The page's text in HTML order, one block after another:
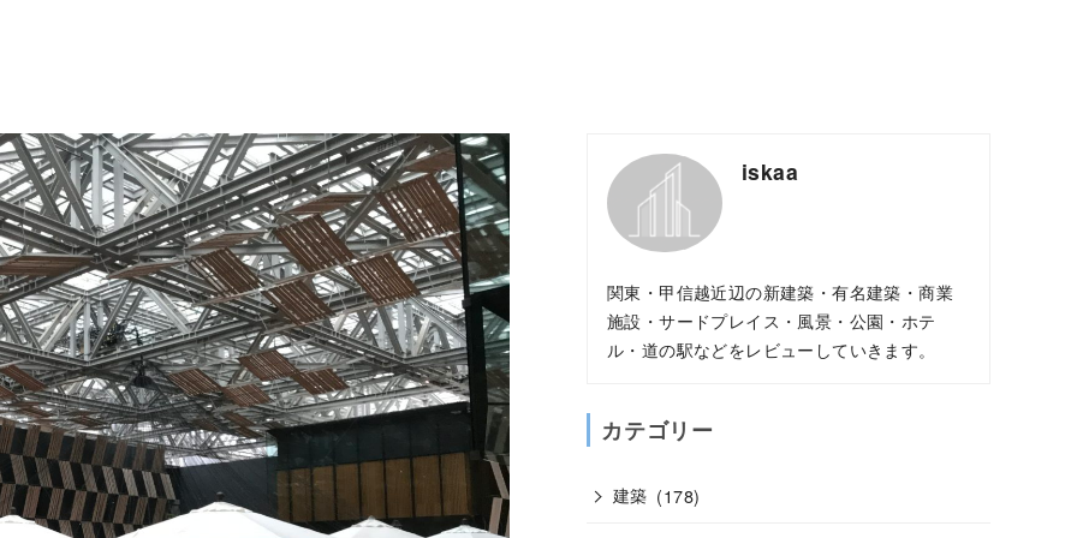
iskaa
関東・甲信越近辺の新建築・有名建築・商業
施設・サードプレイス・風景・公園・ホテ
ル・道の駅などをレビューしていきます。
カテゴリー
建築 (178)